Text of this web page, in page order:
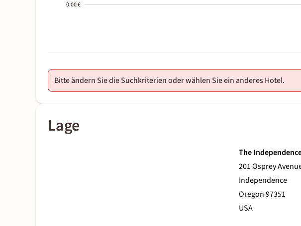
0.00 €
01-02
Bitte ändern Sie die Suchkriterien oder wählen Sie ein anderes Hotel.
Lage
The
201 Osprey
Independence
Oregon 97351
USA